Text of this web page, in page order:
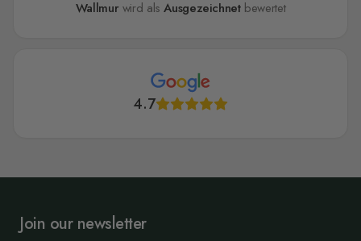
Wallmur wird alsAusgezeichnetbewertet
4.7
Join our newsletter